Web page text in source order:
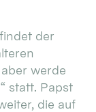
der
werde
statt. Papst
die auf